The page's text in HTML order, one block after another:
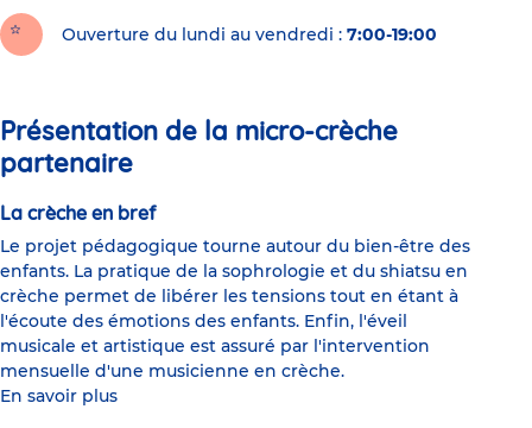
Ouverture du lundi au vendredi : 7:00-19:00
Présentation de la micro-crèche
partenaire
La crèche en bref
Le projet pédagogique tourne autour du bien-être des
enfants. La pratique de la sophrologie et du shiatsu en
crèche permet de libérer les tensions tout en étant à
l'écoute des émotions des enfants. Enfin, l'éveil
musicale et artistique est assuré par l'intervention
mensuelle d'une musicienne en crèche.
En savoir plus